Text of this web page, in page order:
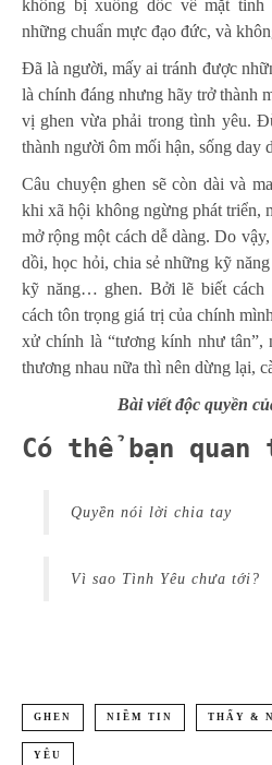
không bị xuống dốc về mặt tinh
những chuẩn mực đạo đức, và
Đã là người, mấy ai tránh được
là chính đáng nhưng hãy trở thành
vị ghen vừa phải trong tình yêu.
thành người ôm mối hận, sống day
Câu chuyện ghen sẽ còn dài và
khi xã hội không ngừng phát triển,
mở rộng một cách dễ dàng. Do
dồi, học hỏi, chia sẻ những kỹ
kỹ năng… ghen. Bởi lẽ biết cách
cách tôn trọng giá trị của chính
xử chính là “tương kính như tân”,
thương nhau nữa thì nên dừng lại,
Bài viết độc quyền
Có thể bạn quan
Quyền nói lời chia tay
Vì sao Tình Yêu chưa tới?
GHEN NIỀM TIN THẤY &
YÊU